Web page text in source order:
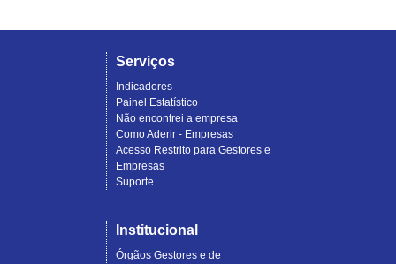
Serviços
Indicadores
Painel Estatístico
Não encontrei a empresa
Como Aderir - Empresas
Acesso Restrito para Gestores e
Empresas
Suporte
Institucional
Órgãos Gestores e de